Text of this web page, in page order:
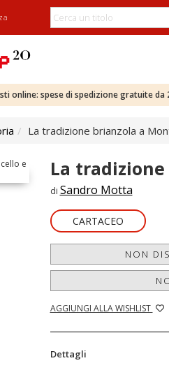
online: spese di spedizione gratuite
La tradizione brianzola a
La
di Sandro Motta
CARTACEO
NON
AGGIUNGI ALLA WISHLIST
Dettagli